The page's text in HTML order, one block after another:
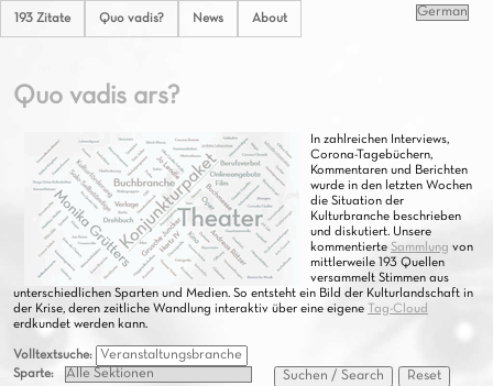
193 Zitate Quo vadis? News About
Quo vadis ars?
In zahlreichen Interviews,
Corona-Tagebüchern,
Kommentaren und Berichten
wurde in den letzten Wochen
die Situation der
Kulturbranche beschrieben
und diskutiert. Unsere
kommentierte Sammlung von
mittlerweile 193 Quellen
versammelt Stimmen aus
unterschiedlichen Sparten und Medien. So entsteht ein Bild der Kulturlandschaft in
der Krise, deren zeitliche Wandlung interaktiv über eine eigene Tag-Cloud
erdkundet werden kann.
Volltextsuche:
Sparte:
Suchen / Search Reset